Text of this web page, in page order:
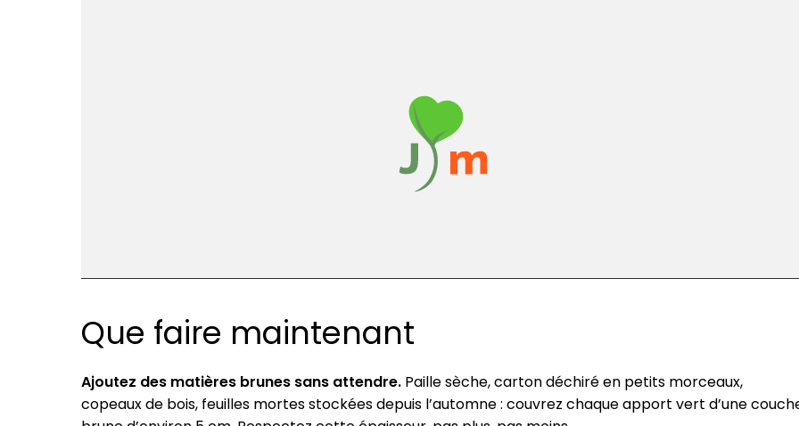
Que faire maintenant
Ajoutez des matières brunes sans attendre.Paille sèche, carton déchiré en petits morceaux,
copeaux de bois, feuilles mortes stockées depuis l’automne : couvrez chaque apport vert d’une